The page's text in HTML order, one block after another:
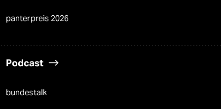
panterpreis 2026
Podcast
bundestalk